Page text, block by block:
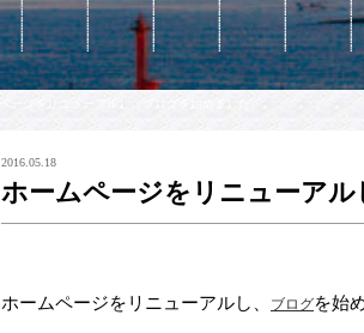
2016.05.18
ホームページをリニューアル
ホームページをリニューアルし、 ブログを始